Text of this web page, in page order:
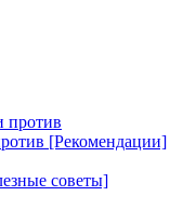
[Рекомендации]
советы]